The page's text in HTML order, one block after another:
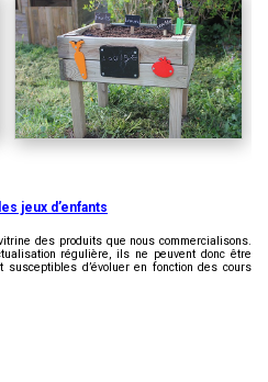
jeux d’enfants
des produits que nous commercialisons.
régulière, ils ne peuvent donc être
d’évoluer en fonction des cours